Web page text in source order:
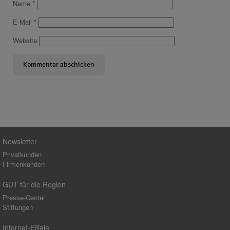
Name *
E-Mail *
Website
Newsletter
Privatkunden
Firmenkunden
GUT für die Region
Presse-Center
Stiftungen
Internet-Filiale